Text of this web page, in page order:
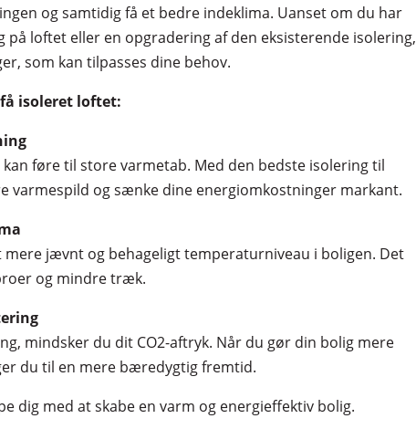
og samtidig få et bedre indeklima. Uanset om du har
på loftet eller en opgradering af den eksisterende isolering,
som kan tilpasses dine behov.
isoleret loftet:
føre til store varmetab. Med den bedste isolering til
varmespild og sænke dine energiomkostninger markant.
mere jævnt og behageligt temperaturniveau i boligen. Det
og mindre træk.
mindsker du dit CO2-aftryk. Når du gør din bolig mere
du til en mere bæredygtig fremtid.
dig med at skabe en varm og energieffektiv bolig.